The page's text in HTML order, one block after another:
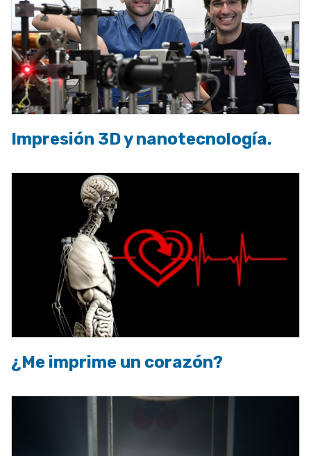
Impresión 3D y nanotecnología.
¿Me imprime un corazón?